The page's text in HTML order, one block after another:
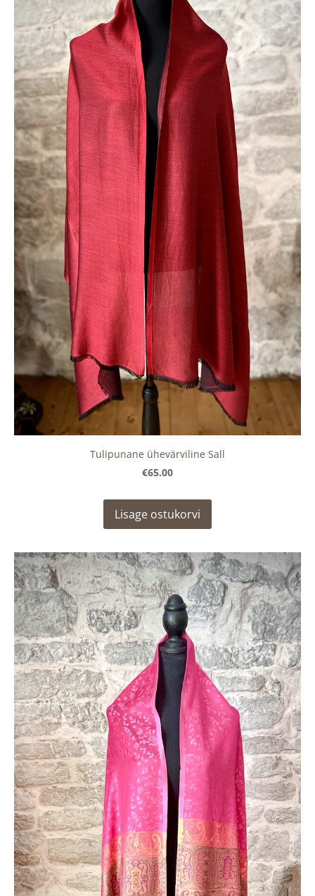
Tulipunane ühevärviline Sall
€65.00
Lisage ostukorvi